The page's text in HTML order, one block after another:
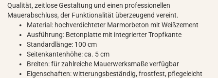
Qualität, zeitlose Gestaltung und einen professionellen
Mauerabschluss, der Funktionalität überzeugend vereint.
Material: hochverdichteter Marmorbeton mit Weißzement
Ausführung: Betonplatte mit integrierter Tropfkante
Standardlänge: 100 cm
Seitenkantenhöhe: ca. 5 cm
Breiten: für zahlreiche Mauerwerksmaße verfügbar
Eigenschaften: witterungsbeständig, frostfest, pflegeleicht